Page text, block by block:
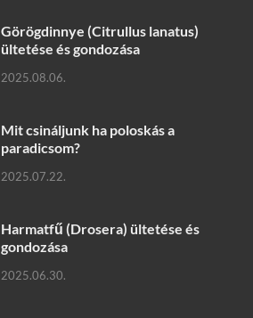
Görögdinnye (Citrullus lanatus)
ültetése és gondozása
2025.08.06.
Mit csináljunk ha poloskás a
paradicsom?
2025.07.22.
Harmatfű (Drosera) ültetése és
gondozása
2025.06.30.